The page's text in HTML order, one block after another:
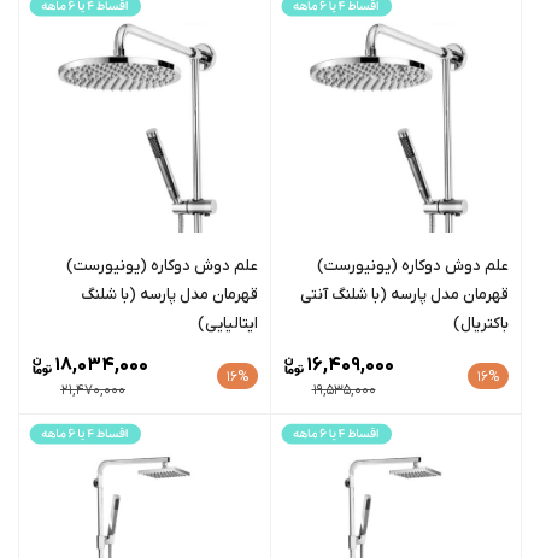
علم دوش دوکاره (یونیورست)
قهرمان مدل پارسه (با شلنگ آنتی
باکتریال)
16%
19,535,000
16,409,000
علم دوش دوکاره (یونیورست)
قهرمان مدل پارسه (با شلنگ
ایتالیایی)
16%
21,470,000
18,034,000